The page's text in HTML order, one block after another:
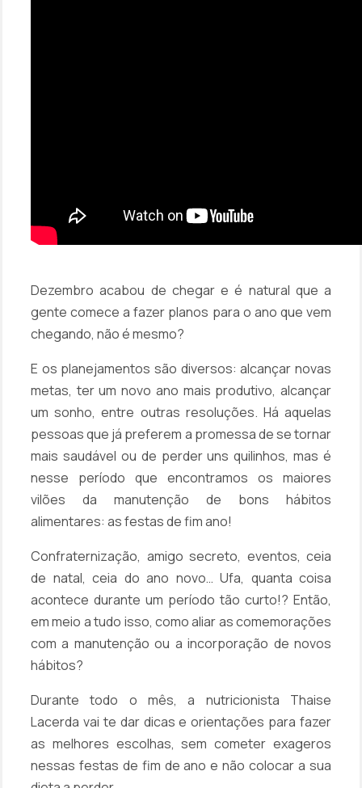
Dezembro acabou de chegar e é natural que a
gente comece a fazer planos para o ano que vem
chegando, não é mesmo?
E os planejamentos são diversos: alcançar novas
metas, ter um novo ano mais produtivo, alcançar
um sonho, entre outras resoluções. Há aquelas
pessoas que já preferem a promessa de se tornar
mais saudável ou de perder uns quilinhos, mas é
nesse período que encontramos os maiores
vilões da manutenção de bons hábitos
alimentares: as festas de fim ano!
Confraternização, amigo secreto, eventos, ceia
de natal, ceia do ano novo… Ufa, quanta coisa
acontece durante um período tão curto!? Então,
em meio a tudo isso, como aliar as comemorações
com a manutenção ou a incorporação de novos
hábitos?
Durante todo o mês, a nutricionista Thaise
Lacerda vai te dar dicas e orientações para fazer
as melhores escolhas, sem cometer exageros
nessas festas de fim de ano e não colocar a sua